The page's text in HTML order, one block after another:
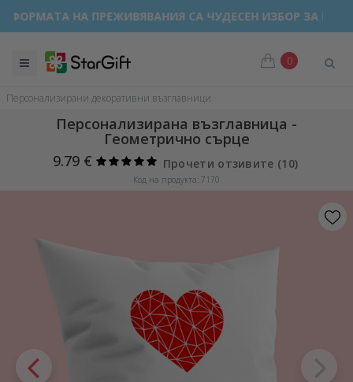
НА ПРЕЖИВЯВАНИЯ СА ЧУДЕСЕН ИЗБОР ЗА ВСЕКИ
0
Персонализирани декоративни възглавници
Персонализирана възглавница -
Геометрично сърце
9.79 €
Прочети отзивите (10)
Код на продукта: 7170